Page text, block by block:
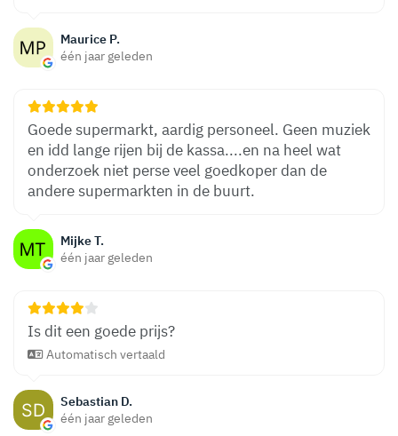
Maurice P.
één jaar geleden
Mijke T.
één jaar geleden
Goede supermarkt, aardig personeel. Geen muziek
en idd lange rijen bij de kassa....en na heel wat
onderzoek niet perse veel goedkoper dan de
andere supermarkten in de buurt.
Sebastian D.
één jaar geleden
Is dit een goede prijs?
Automatisch vertaald